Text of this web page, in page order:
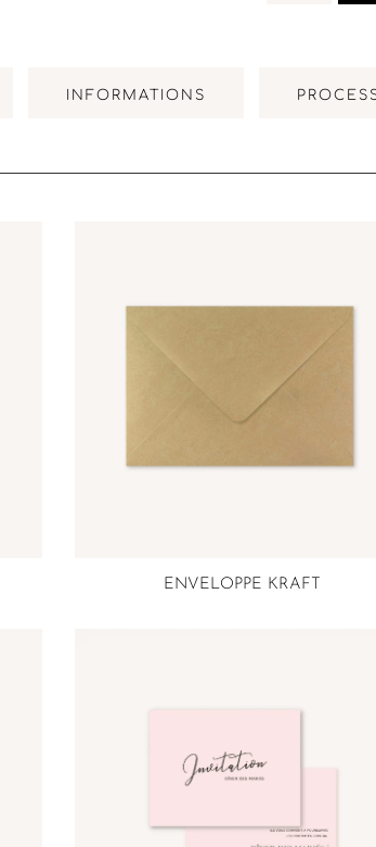
INFORMATIONS
ENVELOPPE KRAFT